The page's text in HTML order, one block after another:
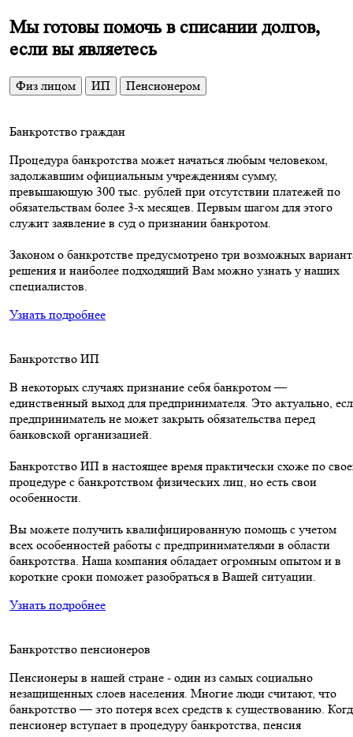
Мы готовы помочь в списании долгов,
если вы являетесь
Физ лицом ИП Пенсионером
Банкротство граждан
Процедура банкротства может начаться любым человеком,
задолжавшим официальным учреждениям сумму,
превышающую 300 тыс. рублей при отсутствии платежей по
обязательствам более 3-х месяцев. Первым шагом для этого
служит заявление в суд о признании банкротом.
Законом о банкротстве предусмотрено три возможных
решения и наиболее подходящий Вам можно узнать у наших
специалистов.
Узнать подробнее
Банкротство ИП
В некоторых случаях признание себя банкротом —
единственный выход для предпринимателя. Это актуально,
предприниматель не может закрыть обязательства перед
банковской организацией.
Банкротство ИП в настоящее время практически схоже по
процедуре с банкротством физических лиц, но есть свои
особенности.
Вы можете получить квалифицированную помощь с учетом
всех особенностей работы с предпринимателями в области
банкротства. Наша компания обладает огромным опытом и в
короткие сроки поможет разобраться в Вашей ситуации.
Узнать подробнее
Банкротство пенсионеров
Пенсионеры в нашей стране - один из самых социально
незащищенных слоев населения. Многие люди считают, что
банкротство — это потеря всех средств к существованию.
пенсионер вступает в процедуру банкротства, пенсия